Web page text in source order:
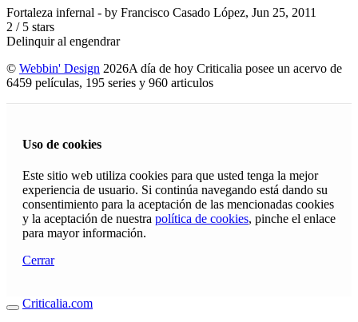
Fortaleza infernal - by Francisco Casado López, Jun 25, 2011
2 / 5 stars
Delinquir al engendrar
© Webbin' Design 2026A día de hoy Criticalia posee un acervo de
6459 películas, 195 series y 960 articulos
Uso de cookies
Este sitio web utiliza cookies para que usted tenga la mejor
experiencia de usuario. Si continúa navegando está dando su
consentimiento para la aceptación de las mencionadas cookies
y la aceptación de nuestra política de cookies, pinche el enlace
para mayor información.
Cerrar
Criticalia.com